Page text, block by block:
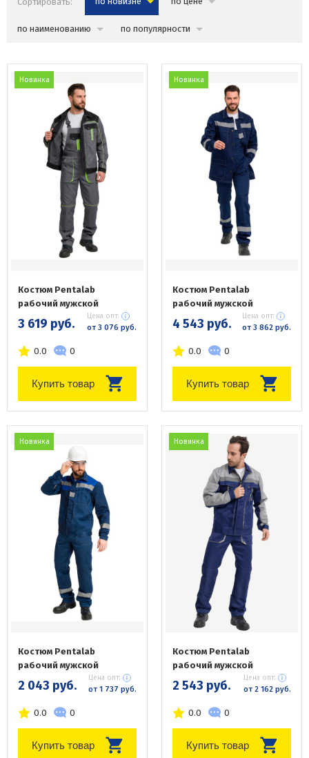
по наименованию по популярности
Новинка
Костюм Pentalab
рабочий мужской
3 619 руб. Цена опт:
от 3 076 руб.
0.0 0
Купить товар
Новинка
Костюм Pentalab
рабочий мужской
4 543 руб. Цена опт:
от 3 862 руб.
0.0 0
Купить товар
Новинка
Костюм Pentalab
рабочий мужской
2 043 руб. Цена опт:
от 1 737 руб.
0.0 0
Купить товар
Новинка
Костюм Pentalab
рабочий мужской
2 543 руб. Цена опт:
от 2 162 руб.
0.0 0
Купить товар